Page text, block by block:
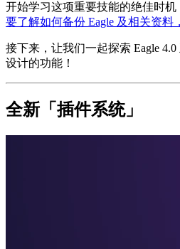
开始学习这项重要技能的绝佳时机
要了解如何备份 Eagle 及相关资
接下来，让我们一起探索 Eagle
设计的功能！
全新「插件系统」